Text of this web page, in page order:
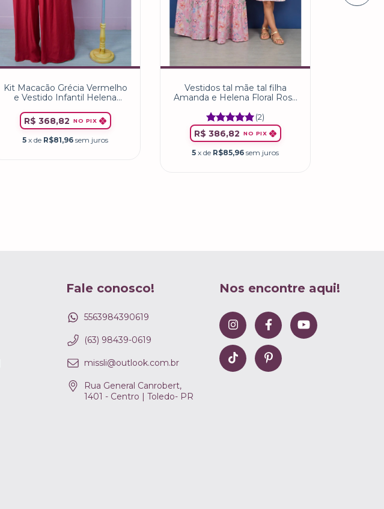
Kit Macacão Grécia Vermelho
e Vestido Infantil Helena
R$ 368,82
NO PIX
5 x de R$81,96 sem juros
Vestidos tal mãe tal filha
Amanda e Helena Floral Rosa
(2)
R$ 386,82 NO PIX
5 x de R$85,96 sem juros
Fale conosco!
5563984390619
(63) 98439-0619
missli@outlook.com.br
Rua General Canrobert,
1401 - Centro | Toledo- PR
Nos encontre aqui!